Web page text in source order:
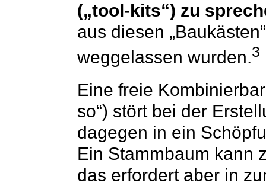
(„tool-kits“) zu
aus diesen
weggelassen wurden.3
Eine freie
so“) stört bei der
dagegen in ein
Ein Stammbaum kann
das erfordert aber in